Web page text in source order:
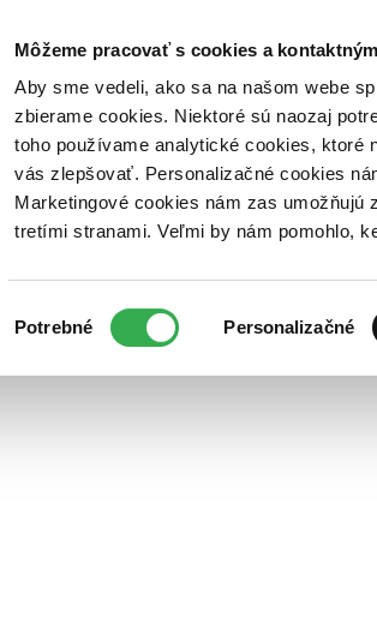
Môžeme pracovať s cookies a
Aby sme vedeli, ako sa na našom webe
zbierame cookies. Niektoré sú naozaj
toho používame analytické cookies, ktoré
vás zlepšovať. Personalizačné cookies
Marketingové cookies nám zas umožňujú
tretími stranami. Veľmi by nám pomohlo,
súhlasu
Potrebné Personalizačné
Poukážky Kontakt